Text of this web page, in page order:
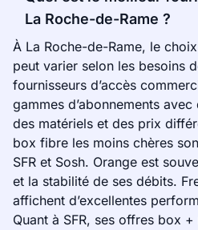
La Roche-de-Rame ?
À La Roche-de-Rame, le
peut varier selon les besoins
fournisseurs d’accès
gammes d’abonnements
des matériels et des prix
box fibre les moins chères
SFR et Sosh. Orange est
et la stabilité de ses débits.
affichent d’excellentes
Quant à SFR, ses offres box